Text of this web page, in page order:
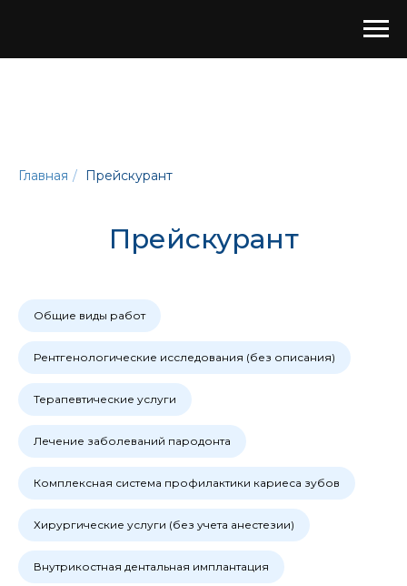
Главная / Прейскурант
Прейскурант
Общие виды работ
Рентгенологические исследования (без описания)
Терапевтические услуги
Лечение заболеваний пародонта
Комплексная система профилактики кариеса зубов
Хирургические услуги (без учета анестезии)
Внутрикостная дентальная имплантация